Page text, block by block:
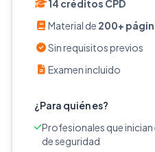
14 créditos CPD
Material de 200+
Sin requisitos previos
Examen incluido
¿Para quién es?
Profesionales que
de seguridad